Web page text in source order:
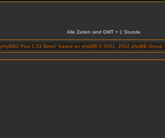
Alle Zeiten sind GMT + 1 Stunde
phpBB2 Plus 1.53 Beta7 based on phpBB © 2001, 2002 phpBB Group